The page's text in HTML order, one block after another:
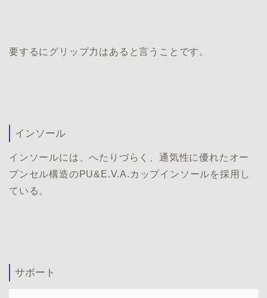
要するにグリップ力はあると言うことです。
インソール
インソールには、へたりづらく、通気性に優れたオー
プンセル構造のPU&E.V.A.カップインソールを採用し
ている。
サポート